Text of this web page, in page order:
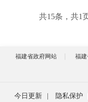
共15条，共1
福建省政府网站 福
今日更新 隐私保护